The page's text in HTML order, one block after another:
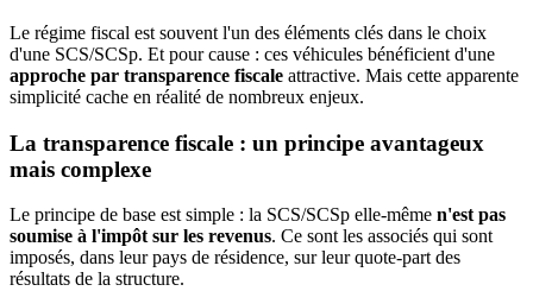
Le régime fiscal est souvent l'un des éléments clés dans le choix
d'une SCS/SCSp. Et pour cause : ces véhicules bénéficient d'une
approche par transparence fiscale attractive. Mais cette apparente
simplicité cache en réalité de nombreux enjeux.
La transparence fiscale : un principe avantageux
mais complexe
Le principe de base est simple : la SCS/SCSp elle-même n'est pas
soumise à l'impôt sur les revenus. Ce sont les associés qui sont
imposés, dans leur pays de résidence, sur leur quote-part des
résultats de la structure.